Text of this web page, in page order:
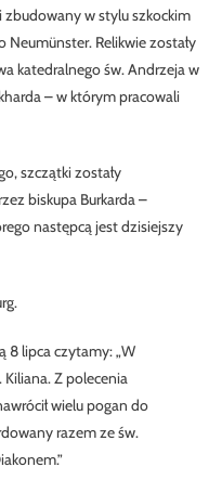
zbudowany w stylu szkockim
Neumünster. Relikwie zostały
katedralnego św. Andrzeja w
– w którym pracowali
szczątki zostały
biskupa Burkarda –
następcą jest dzisiejszy
lipca czytamy: „W
Z polecenia
wielu pogan do
razem ze św.